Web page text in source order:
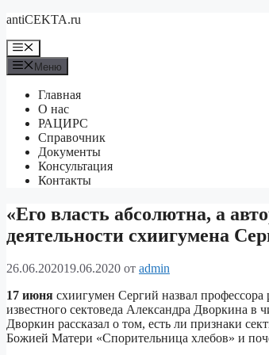
Перейти
содержимому
antiCEKTA.ru
Меню
Меню
Главная
О нас
РАЦИРС
Справочник
Документы
Консультация
Контакты
«Его власть абсолютна, а
деятельности схиигумена
26.06.202019.06.2020 от admin
17 июня схиигумен Сергий назвал профессора
известного сектоведа Александра Дворкина
Дворкин рассказал о том, есть ли признаки
Божией Матери «Спорительница хлебов» и